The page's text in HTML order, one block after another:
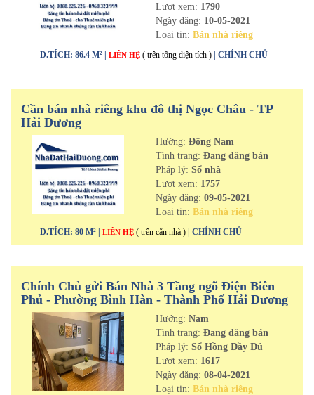
Lượt xem: 1790
Ngày đăng: 10-05-2021
Loại tin: Bán nhà riêng
D.TÍCH: 86.4 M² | LIÊN HỆ ( trên tổng diện tích ) | CHÍNH CHỦ
Cần bán nhà riêng khu đô thị Ngọc Châu - TP
Hải Dương
Hướng: Đông Nam
Tình trạng: Đang đăng bán
Pháp lý: Sổ nhà
Lượt xem: 1757
Ngày đăng: 09-05-2021
Loại tin: Bán nhà riêng
D.TÍCH: 80 M² | LIÊN HỆ ( trên căn nhà ) | CHÍNH CHỦ
Chính Chủ gửi Bán Nhà 3 Tầng ngõ Điện Biên
Phủ - Phường Bình Hàn - Thành Phố Hải Dương
Hướng: Nam
Tình trạng: Đang đăng bán
Pháp lý: Sổ Hồng Đầy Đủ
Lượt xem: 1617
Ngày đăng: 08-04-2021
Loại tin: Bán nhà riêng